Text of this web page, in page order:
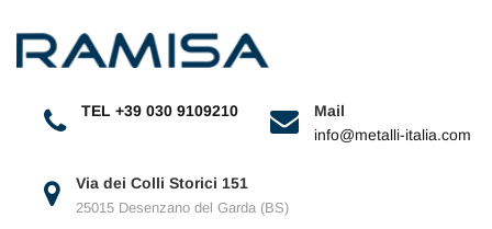
TEL +39 030 9109210
Mail
info@metalli-italia.com
Via dei Colli Storici 151
25015 Desenzano del Garda (BS)